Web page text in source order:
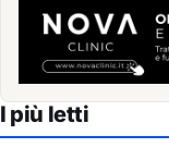
I più letti